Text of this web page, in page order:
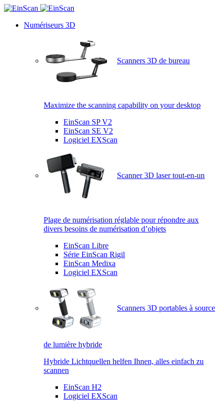
Numériseurs 3D
Scanners 3D de bureau
Maximize the scanning capability on your desktop
EinScan SP V2
EinScan SE V2
Logiciel EXScan
Scanner 3D laser tout-en-un
Plage de numérisation réglable pour répondre aux
divers besoins de numérisation d’objets
EinScan Libre
Série EinScan Rigil
EinScan Medixa
Logiciel EXScan
Scanners 3D portables à source
de lumière hybride
Hybride Lichtquellen helfen Ihnen, alles einfach zu
scannen
EinScan H2
Logiciel EXScan